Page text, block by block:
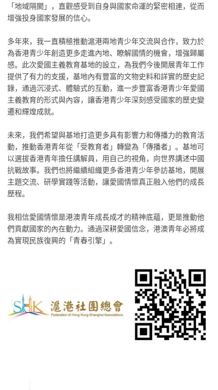
「地域隔閡 」 ，直觀感受到自身與國家命運的緊密相連，從而
增強投身國家發展的信心。
多年來，我一直積極推動滬港兩地青少年交流與合作，致力於
為香港青少年創造更多走進內地、瞭解國情的機會，增強歸屬
感。此次愛國主義教育基地的設立，為我們今後開展青年工作
提供了有力的支援，基地內有豐富的文物史料和詳實的歷史記
錄，通過沉浸式、體驗式的互動，進一步豐富香港青少年愛國
主義教育的形式與內容，讓香港青少年深刻感受國家的歷史變
遷和輝煌成就。
未來，我們希望與基地打造更多具有影響力和傳播力的教育活
動，推動香港青年從「受教育者」轉變為「傳播者」。基地可
以選拔香港青年擔任講解員，用自己的視角，向世界講述中國
抗戰故事。我們也將繼續組織更多香港青少年參訪基地，開展
主題交流、研學實踐等活動，讓愛國情懷真正融入他們的成長
歷程。
我相信愛國情懷是港澳青年成長成才的精神底蘊，更是推動他
們貢獻國家的內在動力。通過深耕愛國信念，港澳青年必將成
為實現民族復興的「青春引擎」。